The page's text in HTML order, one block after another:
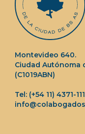
Montevideo 640.
Ciudad Autónoma
(C1019ABN)
Tel: (+54 11) 4371-